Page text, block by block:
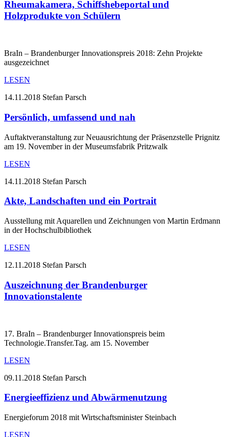
Rheumakamera, Schiffshebeportal und
Holzprodukte von Schülern
BraIn – Brandenburger Innovationspreis 2018: Zehn Projekte
ausgezeichnet
LESEN
14.11.2018 Stefan Parsch
Persönlich, umfassend und nah
Auftaktveranstaltung zur Neuausrichtung der Präsenzstelle Prignitz
am 19. November in der Museumsfabrik Pritzwalk
LESEN
14.11.2018 Stefan Parsch
Akte, Landschaften und ein Portrait
Ausstellung mit Aquarellen und Zeichnungen von Martin Erdmann
in der Hochschulbibliothek
LESEN
12.11.2018 Stefan Parsch
Auszeichnung der Brandenburger
Innovationstalente
17. BraIn – Brandenburger Innovationspreis beim
Technologie.Transfer.Tag. am 15. November
LESEN
09.11.2018 Stefan Parsch
Energieeffizienz und Abwärmenutzung
Energieforum 2018 mit Wirtschaftsminister Steinbach
LESEN